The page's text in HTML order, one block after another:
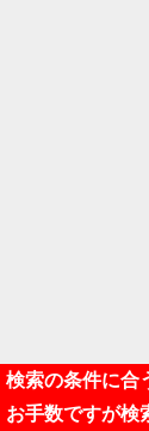
検索の条件に合
お手数ですが検